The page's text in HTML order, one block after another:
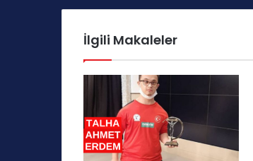
İlgili Makaleler